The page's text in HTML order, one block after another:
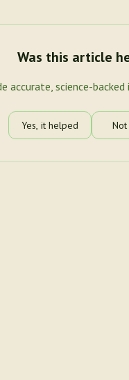
Was this article
accurate, science-
Yes, it helped